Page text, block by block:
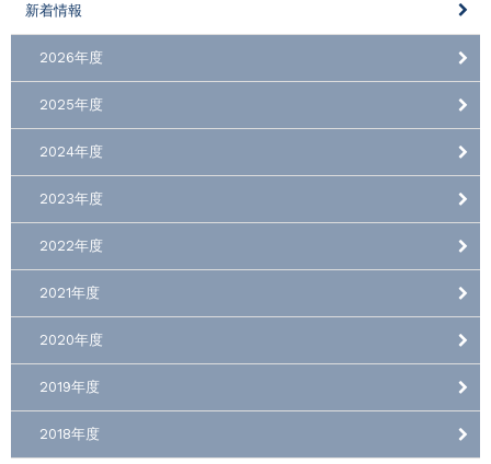
新着情報
2026年度
2025年度
2024年度
2023年度
2022年度
2021年度
2020年度
2019年度
2018年度